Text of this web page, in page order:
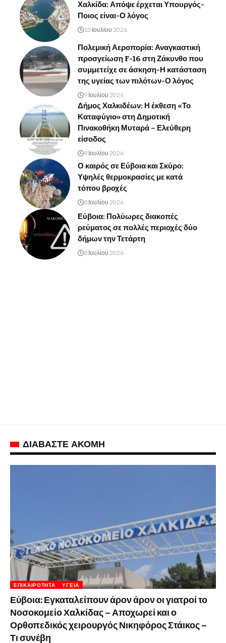
Χαλκίδα: Απόψε έρχεται Υπουργός-
Ποιος είναι-Ο λόγος
13 Ιουλίου 2026
Πολεμική Αεροπορία: Αναγκαστική
προσγείωση F-16 στη Ζάκυνθο που
συμμετείχε σε άσκηση-Η κατάσταση
της υγείας των πιλότων-Ο λόγος
9 Ιουλίου 2026
Δήμος Χαλκιδέων: Η έκθεση «Το
Καταφύγιο» στη Δημοτική
Πινακοθήκη Μυταρά – Ελεύθερη
είσοδος
9 Ιουλίου 2026
Ο καιρός σε Εύβοια και Σκύρο:
Υψηλές θερμοκρασίες με κατά
τόπου βροχές
8 Ιουλίου 2026
Εύβοια: Πολύωρες διακοπές
ρεύματος σε πολλές περιοχές δύο
δήμων την Τετάρτη
8 Ιουλίου 2026
ΔΙΑΒΑΣΤΕ ΑΚΟΜΗ
ΕΠΙΚΑΙΡΌΤΗΤΑ ΥΓΕΊΑ
Εύβοια: Εγκαταλείπουν άρον άρον οι γιατροί το
Νοσοκομείο Χαλκίδας – Αποχωρεί και ο
Ορθοπεδικός χειρουργός Νικηφόρος Στάικος –
Τι συνέβη